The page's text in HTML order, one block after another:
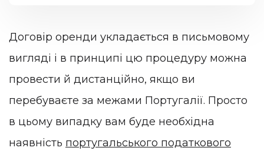
Договір оренди укладається в письмовому
вигляді і в принципі цю процедуру можна
провести й дистанційно, якщо ви
перебуваєте за межами Португалії. Просто
в цьому випадку вам буде необхідна
наявність португальського податкового